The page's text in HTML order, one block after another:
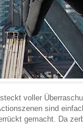
voller
sind
gemacht. Da